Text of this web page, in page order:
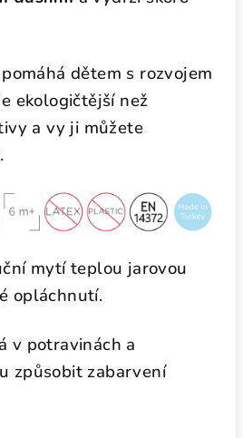
dětem s rozvojem
ekologičtější než
a vy ji můžete
.
mytí teplou jarovou
opláchnutí.
v potravinách a
způsobit zabarvení